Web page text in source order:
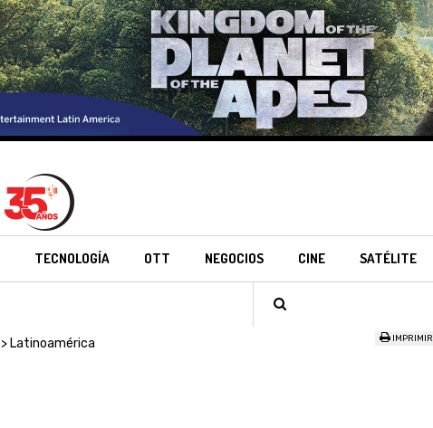
TECNOLOGÍA OTT NEGOCIOS CINE SATÉLITE
Latinoamérica IMPRIMIR